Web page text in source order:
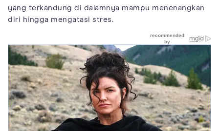
yang terkandung di dalamnya mampu menenangkan
diri hingga mengatasi stres.